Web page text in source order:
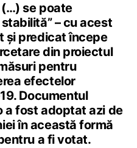
se poate
– cu acest
și predicat începe
din proiectul
pentru
efectelor
Documentul
a fost adoptat azi de
în această formă
a fi votat.